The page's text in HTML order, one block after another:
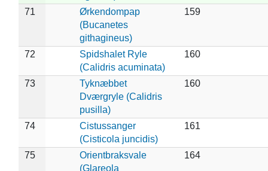
71
Ørkendompap
(Bucanetes
githagineus)
159
72
Spidshalet Ryle
(Calidris acuminata)
160
73
Tyknæbbet
Dværgryle (Calidris
pusilla)
160
74
Cistussanger
(Cisticola juncidis)
161
75
Orientbraksvale
(Glareola
164